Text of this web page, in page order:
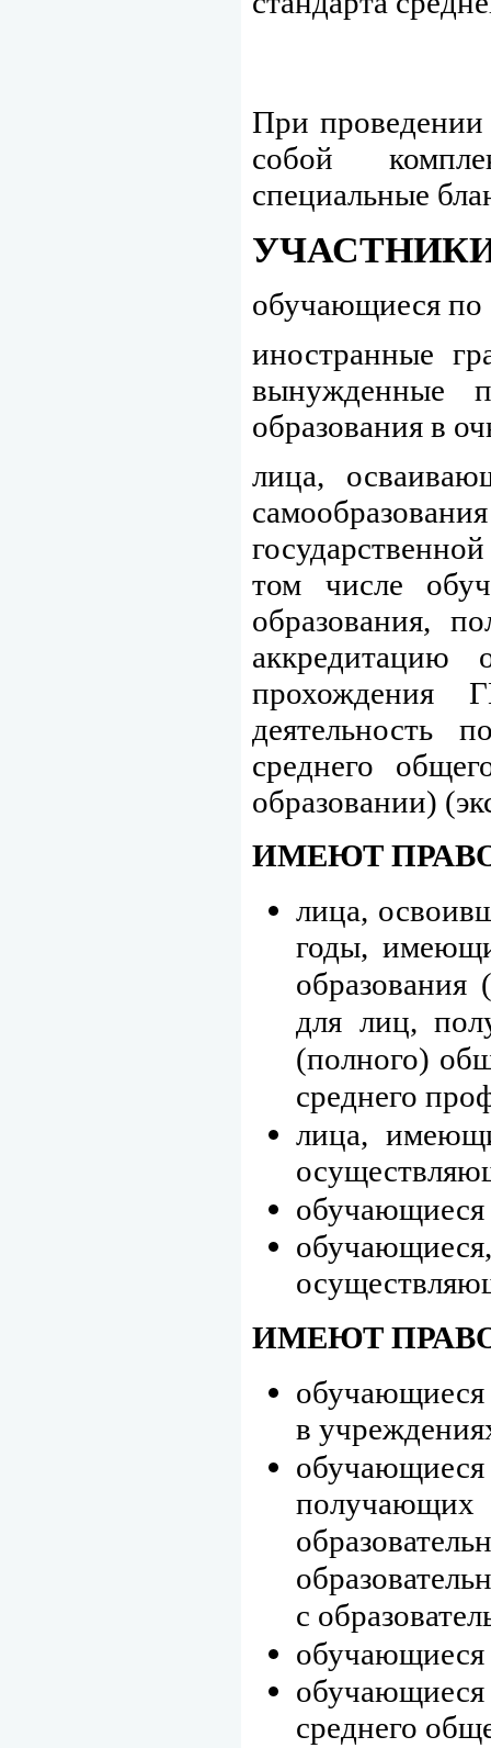
При проведении
собой
специальные
обучающиеся по
иностранные
вынужденные
образования в
лица,
том числе
образования,
аккредитацию
прохождения
деятельность
среднего
образовании)
ИМЕЮТ
лица,
годы,
образования
для лиц,
(полного)
среднего
лица,
обучающиеся
ИМЕЮТ
обучающиеся
в
обучающиеся
получающих
с
обучающиеся
среднего